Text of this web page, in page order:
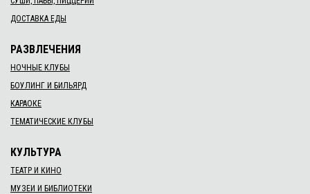
ДОСТАВКА ЕДЫ
РАЗВЛЕЧЕНИЯ
НОЧНЫЕ КЛУБЫ
БОУЛИНГ И БИЛЬЯРД
КАРАОКЕ
ТЕМАТИЧЕСКИЕ КЛУБЫ
КУЛЬТУРА
ТЕАТР И КИНО
МУЗЕИ И БИБЛИОТЕКИ